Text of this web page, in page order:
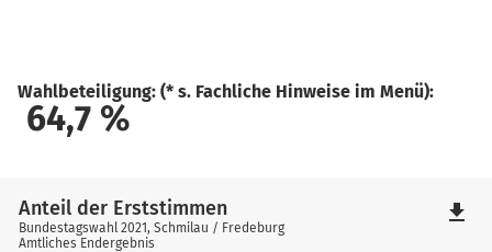
Wahlbeteiligung: (* s. Fachliche Hinweise im Menü):
64,7 %
Anteil der Erststimmen
Bundestagswahl 2021, Schmilau / Fredeburg
Amtliches Endergebnis
file_download